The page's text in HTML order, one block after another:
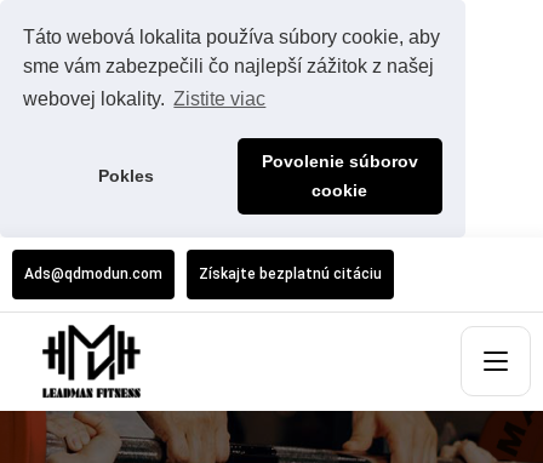
Táto webová lokalita používa súbory cookie, aby
sme vám zabezpečili čo najlepší zážitok z našej
webovej lokality. Zistite viac
Pokles
Povolenie súborov
cookie
Ads@qdmodun.com Získajte bezplatnú citáciu